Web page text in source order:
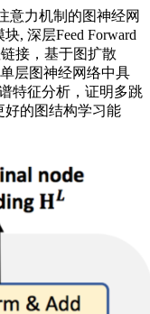
力机制的图神经网
, 深层Feed Forward
接，基于图扩散
层图神经网络中具
特征分析，证明多跳
好的图结构学习能